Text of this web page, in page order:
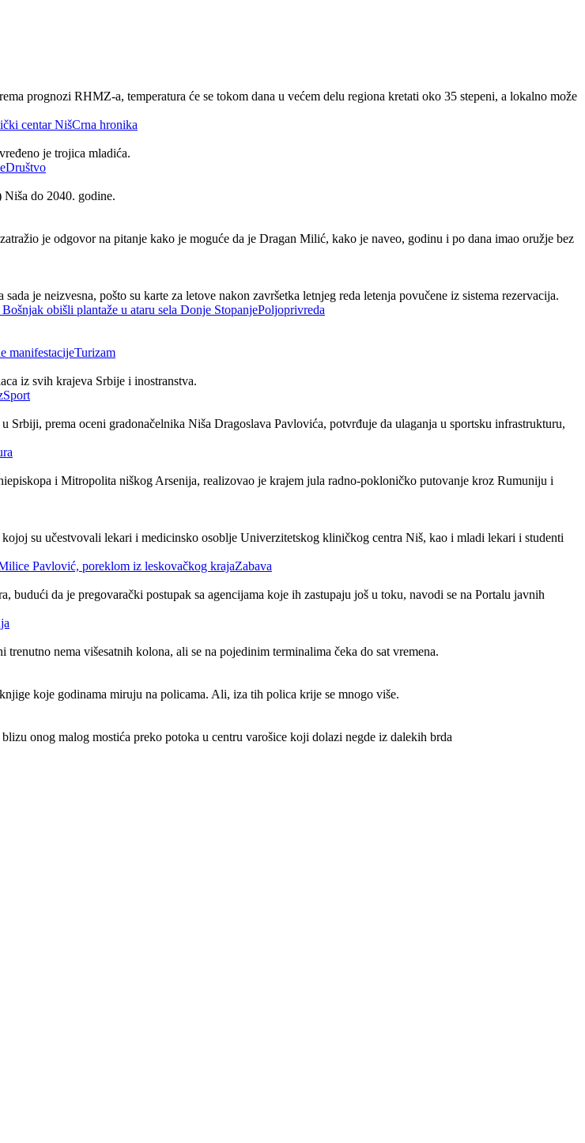
prognozi RHMZ-a, temperatura će se tokom dana u većem delu regiona kretati oko 35 stepeni, a lokalno može
Crna hronika
je trojica mladića.
Društvo
do 2040. godine.
je odgovor na pitanje kako je moguće da je Dragan Milić, kako je naveo, godinu i po dana imao oružje bez
je neizvesna, pošto su karte za letove nakon završetka letnjeg reda letenja povučene iz sistema rezervacija.
Poljoprivreda
Turizam
iz svih krajeva Srbije i inostranstva.
Sport
prema oceni gradonačelnika Niša Dragoslava Pavlovića, potvrđuje da ulaganja u sportsku infrastrukturu,
i Mitropolita niškog Arsenija, realizovao je krajem jula radno-pokloničko putovanje kroz Rumuniju i
su učestvovali lekari i medicinsko osoblje Univerzitetskog kliničkog centra Niš, kao i mladi lekari i studenti
Zabava
da je pregovarački postupak sa agencijama koje ih zastupaju još u toku, navodi se na Portalu javnih
nema višesatnih kolona, ali se na pojedinim terminalima čeka do sat vremena.
koje godinama miruju na policama. Ali, iza tih polica krije se mnogo više.
onog malog mostića preko potoka u centru varošice koji dolazi negde iz dalekih brda